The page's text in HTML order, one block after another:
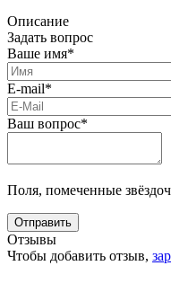
Описание
Задать вопрос
Ваше имя*
E-mail*
Ваш вопрос*
Поля, помеченные
Отзывы
Чтобы добавить отзыв,